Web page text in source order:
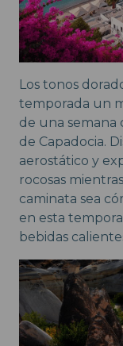
Los tonos
temporada un
de una semana
de Capadocia.
aerostático y
rocosas
caminata sea
en esta
bebidas